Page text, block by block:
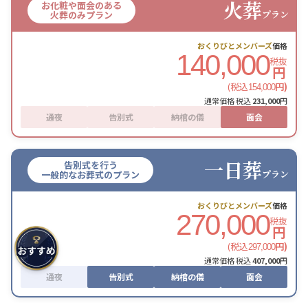
お化粧や面会のある
火葬のみプラン 火葬プラン
おくりびとメンバーズ価格
140,000税抜
円
(税込154,000円)
通常価格 税込231,000円
通夜 告別式 納棺の儀 面会
告別式を行う
一般的なお葬式のプラン 一日葬プラン
おくりびとメンバーズ価格
270,000税抜
円
(税込297,000円)
通常価格 税込407,000円
通夜 告別式 納棺の儀 面会